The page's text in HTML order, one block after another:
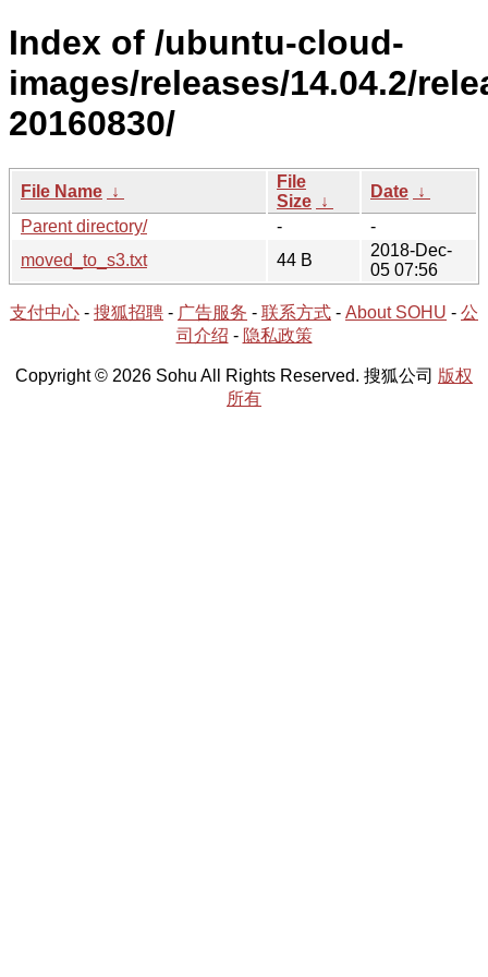
Index of /ubuntu-cloud-
images/releases/14.04.2/
20160830/
File Name ↓
File
Size ↓
Date ↓
Parent directory/
-
-
moved_to_s3.txt
44 B
2018-Dec-
05 07:56
支付中心 - 搜狐招聘 - 广告服务 - 联系方式 - About SOHU - 公
司介绍 - 隐私政策
Copyright © 2026 Sohu All Rights Reserved. 搜狐公司 版权
所有